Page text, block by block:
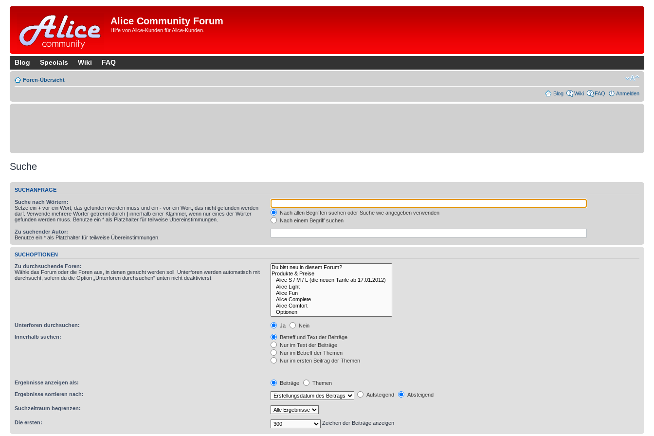
Alice Community Forum
Hilfe von Alice-Kunden für Alice-Kunden.
Blog Specials Wiki FAQ
Foren-Übersicht
Blog Wiki FAQ Anmelden
Suche
SUCHANFRAGE
Suche nach Wörtern:
Setze ein + vor ein Wort, das gefunden werden muss und ein - vor ein Wort, das nicht gefunden werden
darf. Verwende mehrere Wörter getrennt durch | innerhalb einer Klammer, wenn nur eines der Wörter
gefunden werden muss. Benutze ein * als Platzhalter für teilweise Übereinstimmungen.
Nach allen Begriffen suchen oder Suche wie angegeben verwenden
Nach einem Begriff suchen
Zu suchender Autor:
Benutze ein * als Platzhalter für teilweise Übereinstimmungen.
SUCHOPTIONEN
Zu durchsuchende Foren:
Wähle das Forum oder die Foren aus, in denen gesucht werden soll. Unterforen werden automatisch mit
durchsucht, sofern du die Option „Unterforen durchsuchen“ unten nicht deaktivierst.
Unterforen durchsuchen: Ja
Nein
Innerhalb suchen:
Betreff und Text der Beiträge
Nur im Text der Beiträge
Nur im Betreff der Themen
Nur im ersten Beitrag der Themen
Ergebnisse anzeigen als: Beiträge
Themen
Ergebnisse sortieren nach:
Aufsteigend Absteigend
Suchzeitraum begrenzen:
Die ersten: Zeichen der Beiträge anzeigen